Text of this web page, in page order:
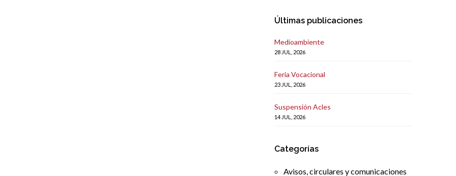
Últimas publicaciones
Medioambiente
28 JUL, 2026
Feria Vocacional
23 JUL, 2026
Suspensión Acles
14 JUL, 2026
Categorías
Avisos, circulares y comunicaciones